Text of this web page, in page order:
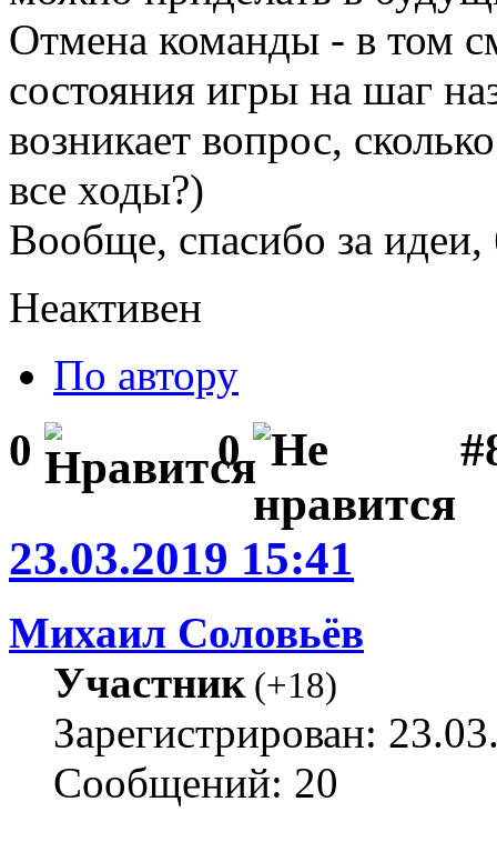
Отмена команды - в том
состояния игры на шаг
возникает вопрос,
все ходы?)
Вообще, спасибо за идеи,
Неактивен
По автору
0 0
23.03.2019 15:41
Михаил Соловьёв
Участник(+18)
Зарегистрирован:
Сообщений: 20